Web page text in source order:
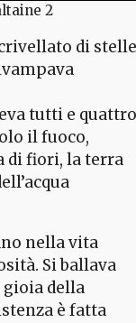
2
di stelle
tutti e quattro
il fuoco,
di fiori, la terra
nella vita
Si ballava
della
è fatta